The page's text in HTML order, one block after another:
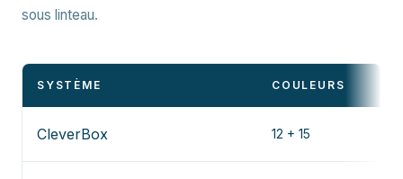
sous linteau.
SYSTÈME COULEURS
CleverBox 12 + 15